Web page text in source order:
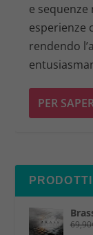
e
esperienze
rendendo
PER
PRODOTTI
69,90